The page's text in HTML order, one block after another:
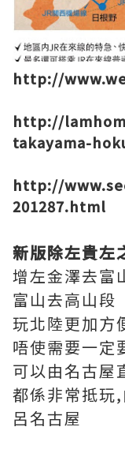
http://
http://
takayama-
http://
201287.html
新版除左貴左
增左金澤去富
富山去高山段
玩北陸更加方
唔使需要一定
可以由名古屋
都係非常抵玩
呂名古屋